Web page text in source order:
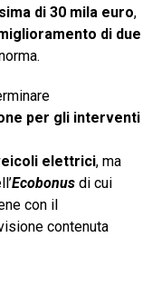
di 30 mila euro,
di due
per gli interventi
elettrici, ma
Ecobonus di cui
con il
contenuta